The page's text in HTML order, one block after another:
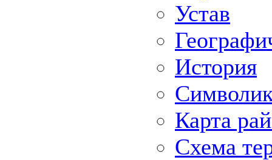
Устав
История
Карта
Схема